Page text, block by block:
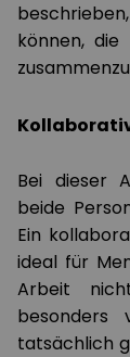
können,
Bei dieser
beide
Ein
ideal für
Arbeit
besonders
tatsächlich